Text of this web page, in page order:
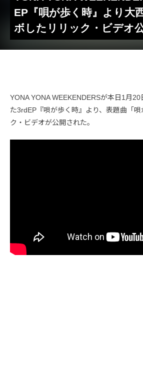
EP『唄が歩く時』より大
ボしたリリック・ビデオ
YONA YONA WEEKENDERSが本日1月
た3rdEP『唄が歩く時』より、表題曲「
ク・ビデオが公開された。